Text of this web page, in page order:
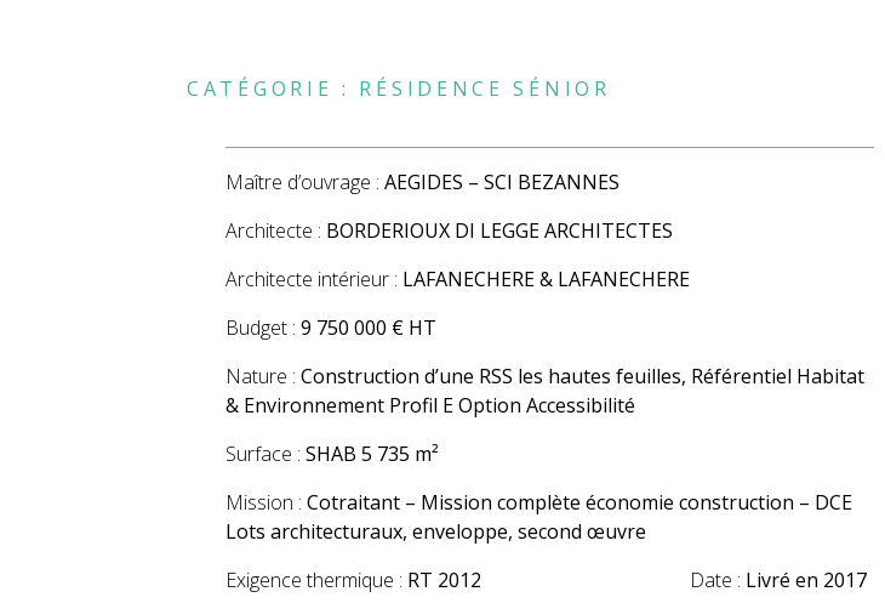
CATÉGORIE : RÉSIDENCE SÉNIOR
Maître d’ouvrage : AEGIDES – SCI BEZANNES
Architecte : BORDERIOUX DI LEGGE ARCHITECTES
Architecte intérieur : LAFANECHERE & LAFANECHERE
Budget : 9 750 000 € HT
Nature : Construction d’une RSS les hautes feuilles, Référentiel Habitat
& Environnement Profil E Option Accessibilité
Surface : SHAB 5 735 m²
Mission : Cotraitant – Mission complète économie construction – DCE
Lots architecturaux, enveloppe, second œuvre
Exigence thermique : RT 2012 Date : Livré en 2017